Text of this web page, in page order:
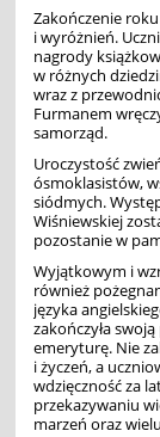
Zakończenie
i wyróżnień.
nagrody
w różnych
wraz z
Furmanem
samorząd.
Uroczystość
ósmoklasistów,
siódmych.
Wiśniewskiej
pozostanie w
Wyjątkowym i
również
języka
zakończyła
emeryturę. Nie
i życzeń, a
wdzięczność za
przekazywaniu
marzeń oraz